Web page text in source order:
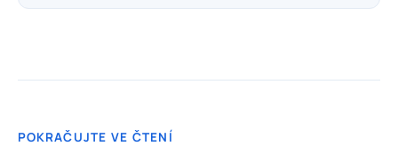
POKRAČUJTE VE ČTENÍ